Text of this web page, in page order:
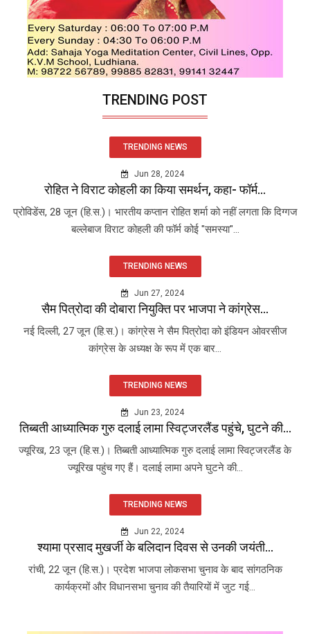
TRENDING POST
TRENDING NEWS
Jun 28, 2024
रोहित ने विराट कोहली का किया समर्थन, कहा- फॉर्म...
प्रोविडेंस, 28 जून (हि.स.)। भारतीय कप्तान रोहित शर्मा को नहीं लगता कि दिग्गज
बल्लेबाज विराट कोहली की फॉर्म कोई "समस्या"...
TRENDING NEWS
Jun 27, 2024
सैम पित्रोदा की दोबारा नियुक्ति पर भाजपा ने कांग्रेस...
नई दिल्ली, 27 जून (हि.स.)। कांग्रेस ने सैम पित्रोदा को इंडियन ओवरसीज
कांग्रेस के अध्यक्ष के रूप में एक बार...
TRENDING NEWS
Jun 23, 2024
तिब्बती आध्यात्मिक गुरु दलाई लामा स्विट्जरलैंड पहुंचे, घुटने की...
ज्यूरिख, 23 जून (हि.स.)। तिब्बती आध्यात्मिक गुरु दलाई लामा स्विट्जरलैंड के
ज्यूरिख पहुंच गए हैं। दलाई लामा अपने घुटने की...
TRENDING NEWS
Jun 22, 2024
श्यामा प्रसाद मुखर्जी के बलिदान दिवस से उनकी जयंती...
रांची, 22 जून (हि.स.)। प्रदेश भाजपा लोकसभा चुनाव के बाद सांगठनिक
कार्यक्रमों और विधानसभा चुनाव की तैयारियों में जुट गई...